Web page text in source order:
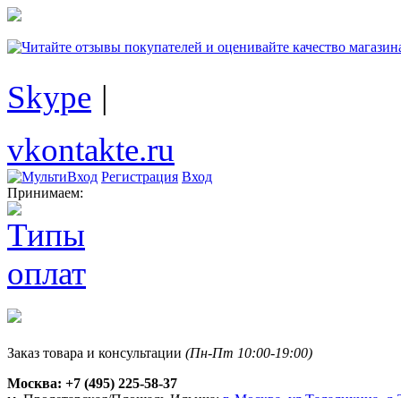
Skype |
vkontakte.ru
Регистрация Вход
Принимаем:
Заказ товара и консультации (Пн-Пт 10:00-19:00)
Москва: +7 (495) 225-58-37